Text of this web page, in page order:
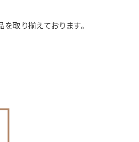
取り揃えております。